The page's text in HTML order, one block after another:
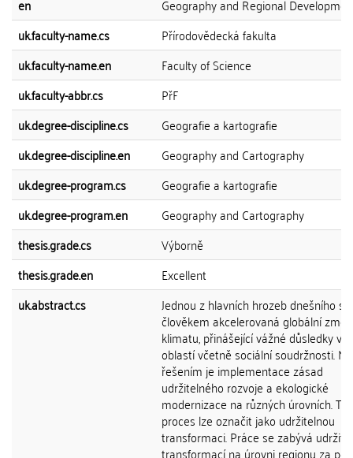
en
Geography and Regional
uk.faculty-name.cs
Přírodovědecká fakulta
uk.faculty-name.en
Faculty of Science
uk.faculty-abbr.cs
PřF
uk.degree-discipline.cs
Geografie a kartografie
uk.degree-discipline.en
Geography and Cartography
uk.degree-program.cs
Geografie a kartografie
uk.degree-program.en
Geography and Cartography
thesis.grade.cs
Výborně
thesis.grade.en
Excellent
uk.abstract.cs
Jednou z hlavních hrozeb dnešního
člověkem akcelerovaná globální
klimatu, přinášející vážné důsledky v
oblastí včetně sociální soudržnosti.
řešením je implementace zásad
udržitelného rozvoje a ekologické
modernizace na různých úrovních.
proces lze označit jako udržitelnou
transformaci. Práce se zabývá
transformací na úrovni regionu za